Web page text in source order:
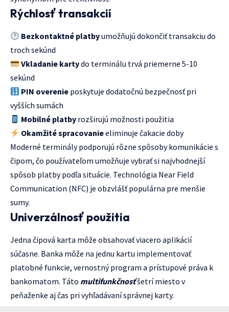
Rýchlosť transakcií
Bezkontaktné platbyumožňujú dokončiť transakciu do
troch sekúnd
Vkladanie kartydo terminálu trvá priemerne 5-10
sekúnd
PIN overenie poskytuje dodatočnú bezpečnosť pri
vyšších sumách
Mobilné platby rozširujú možnosti použitia
Okamžité spracovanieeliminuje čakacie doby
Moderné terminály podporujú rôzne spôsoby komunikácie s
čipom, čo používateľom umožňuje vybrať si najvhodnejší
spôsob platby podľa situácie. Technológia Near Field
Communication (NFC) je obzvlášť populárna pre menšie
sumy.
Univerzálnosť použitia
Jedna čipová karta môže obsahovať viacero aplikácií
súčasne. Banka môže na jednu kartu implementovať
platobné funkcie, vernostný program a prístupové práva k
bankomatom. Táto multifunkčnosťšetrí miesto v
peňaženke aj čas pri vyhľadávaní správnej karty.